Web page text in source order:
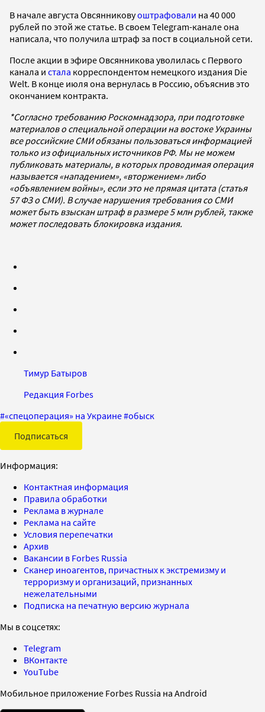
В начале августа Овсянниковуоштрафовали на 40 000
рублей по этой же статье. В своем Telegram-канале она
написала, что получила штраф за пост в социальной сети.
После акции в эфире Овсянникова уволилась с Первого
канала и стала корреспондентом немецкого издания Die
Welt. В конце июля она вернулась в Россию, объяснив это
окончанием контракта.
*Согласно требованию Роскомнадзора, при подготовке
материалов о специальной операции на востоке Украины
все российские СМИ обязаны пользоваться информацией
только из официальных источников РФ. Мы не можем
публиковать материалы, в которых проводимая операция
называется «нападением», «вторжением» либо
«объявлением войны», если это не прямая цитата (статья
57 ФЗ о СМИ). В случае нарушения требования со СМИ
может быть взыскан штраф в размере 5 млн рублей, также
может последовать блокировка издания.
Тимур Батыров
Редакция Forbes
#«спецоперация» на Украине#обыск
Подписаться
Информация:
Контактная информация
Правила обработки
Реклама в журнале
Реклама на сайте
Условия перепечатки
Архив
Вакансии в Forbes Russia
Сканер иноагентов, причастных к экстремизму и
терроризму и организаций, признанных
нежелательными
Подписка на печатную версию журнала
Мы в соцсетях:
Telegram
ВКонтакте
YouTube
Мобильное приложение Forbes Russia на Android